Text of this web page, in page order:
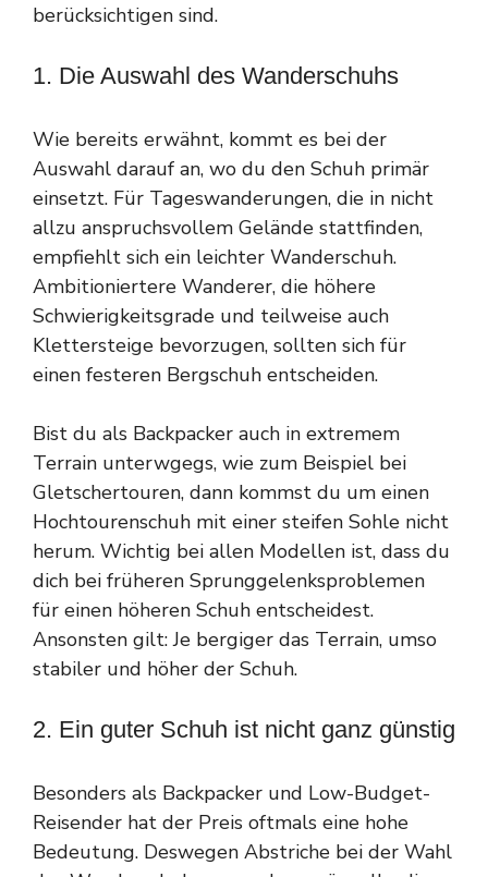
berücksichtigen sind.
1. Die Auswahl des Wanderschuhs
Wie bereits erwähnt, kommt es bei der
Auswahl darauf an, wo du den Schuh primär
einsetzt. Für Tageswanderungen, die in nicht
allzu anspruchsvollem Gelände stattfinden,
empfiehlt sich ein leichter Wanderschuh.
Ambitioniertere Wanderer, die höhere
Schwierigkeitsgrade und teilweise auch
Klettersteige bevorzugen, sollten sich für
einen festeren Bergschuh entscheiden.
Bist du als Backpacker auch in extremem
Terrain unterwgegs, wie zum Beispiel bei
Gletschertouren, dann kommst du um einen
Hochtourenschuh mit einer steifen Sohle nicht
herum. Wichtig bei allen Modellen ist, dass du
dich bei früheren Sprunggelenksproblemen
für einen höheren Schuh entscheidest.
Ansonsten gilt: Je bergiger das Terrain, umso
stabiler und höher der Schuh.
2. Ein guter Schuh ist nicht ganz günstig
Besonders als Backpacker und Low-Budget-
Reisender hat der Preis oftmals eine hohe
Bedeutung. Deswegen Abstriche bei der Wahl